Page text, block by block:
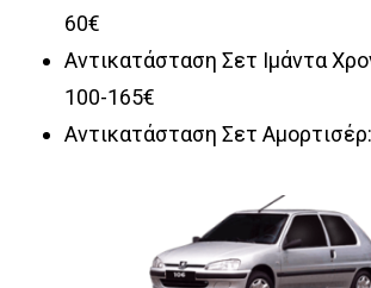
60€
Αντικατάσταση Σετ Ιμάντα
100-165€
Αντικατάσταση Σετ